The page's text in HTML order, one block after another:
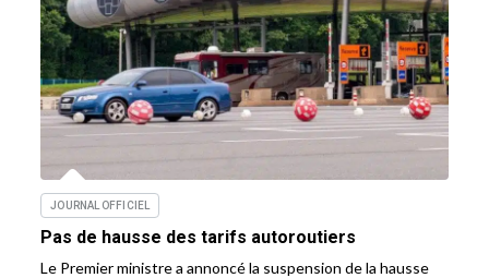
JOURNAL OFFICIEL
Pas de hausse des tarifs autoroutiers
Le Premier ministre a annoncé la suspension de la hausse